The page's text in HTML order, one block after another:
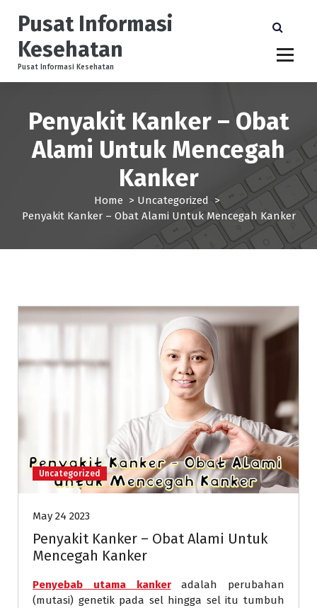
o
Pusat Informasi
Kesehatan
Pusat Informasi Kesehatan
Penyakit Kanker – Obat
Alami Untuk Mencegah
Kanker
Home > Uncategorized >
Penyakit Kanker – Obat Alami Untuk Mencegah Kanker
Uncategorized
May 24 2023
Penyakit Kanker – Obat Alami Untuk
Mencegah Kanker
Penyebab utama kankeradalah perubahan
(mutasi) genetik pada sel hingga sel itu tumbuh